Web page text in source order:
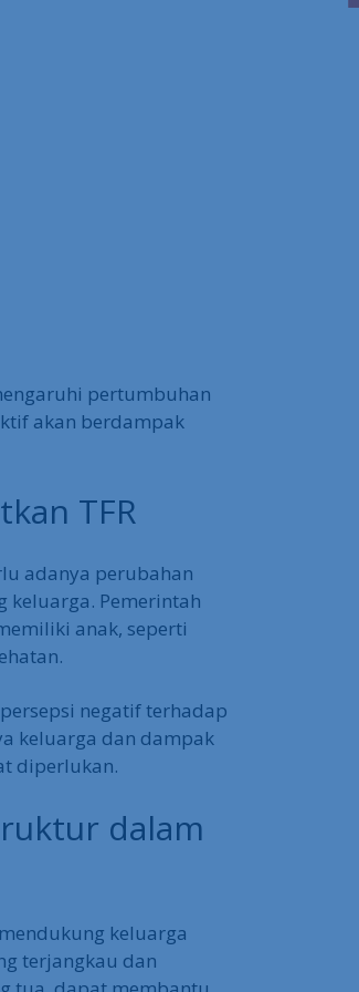
pertumbuhan
akan berdampak
TFR
keluarga. Pemerintah
anak, seperti
negatif terhadap
keluarga dan dampak